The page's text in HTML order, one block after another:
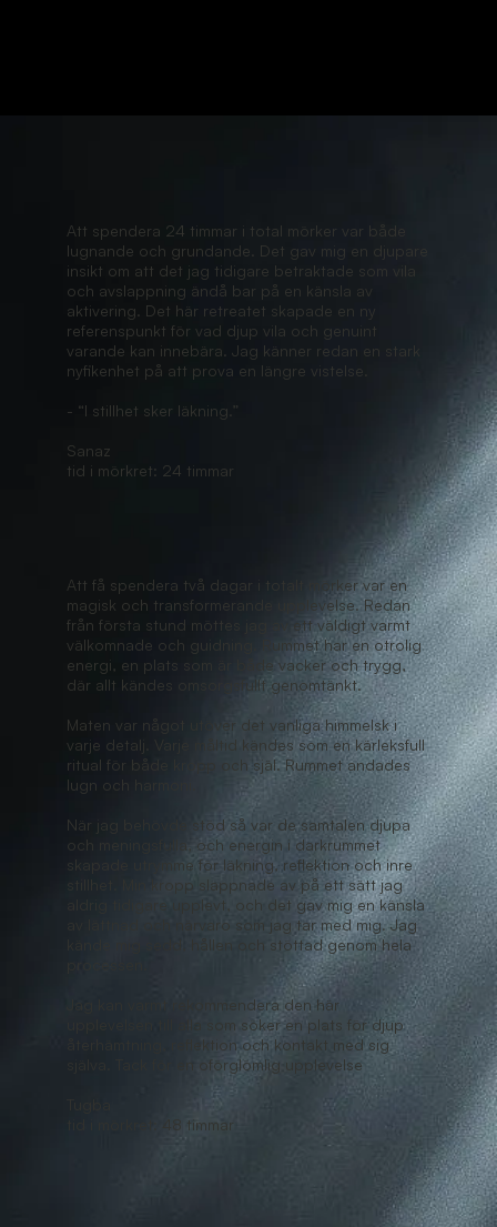
Att spendera 24 timmar i total mörker var både
lugnande och grundande. Det gav mig en djupare
insikt om att det jag tidigare betraktade som vila
och avslappning ändå bar på en känsla av
aktivering. Det här retreatet skapade en ny
referenspunkt för vad djup vila och genuint
varande kan innebära. Jag känner redan en stark
nyfikenhet på att prova en längre vistelse.
- “I stillhet sker läkning.”
Sanaz
tid i mörkret: 24 timmar
Att få spendera två dagar i totalt mörker var en
magisk och transformerande upplevelse. Redan
från första stund möttes jag av ett väldigt varmt
välkomnade och guidning. Rummet har en otrolig
energi, en plats som är både vacker och trygg,
där allt kändes omsorgsfullt genomtänkt.
Maten var något utöver det vanliga himmelsk i
varje detalj. Varje måltid kändes som en kärleksfull
ritual för både kropp och själ. Rummet andades
lugn och harmoni.
När jag behövde stöd så var de samtalen djupa
och meningsfulla, och energin i darkrummet
skapade utrymme för läkning, reflektion och inre
stillhet. Min kropp slappnade av på ett sätt jag
aldrig tidigare upplevt, och det gav mig en känsla
av lättnad och närvaro som jag tar med mig. Jag
kände mig sedd, hållen och stöttad genom hela
Jag kan varmt rekommendera den här
upplevelsen till alla som söker en plats för djup
återhämtning, reflektion och kontakt med sig
själva. Tack för en oförglömlig upplevelse
tid i mörkret: 48 timmar